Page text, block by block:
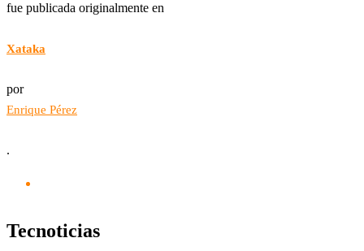
fue publicada originalmente en
Xataka
por
Enrique Pérez
.
Tecnoticias